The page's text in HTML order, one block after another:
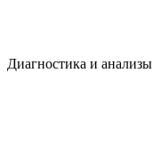
Диагностика и анализы